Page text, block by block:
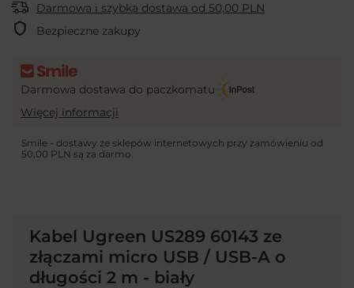
Darmowa i szybka dostawa od 50,00 PLN
Bezpieczne zakupy
Darmowa dostawa do paczkomatu
Więcej informacji
Smile - dostawy ze sklepów internetowych przy zamówieniu od
50,00 PLN są za darmo.
Kabel Ugreen US289 60143 ze
złączami micro USB / USB-A o
długości 2 m - biały